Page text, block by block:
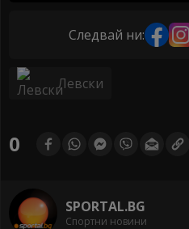
Следвай ни:
Левски
0
SPORTAL.BG
Спортни новини